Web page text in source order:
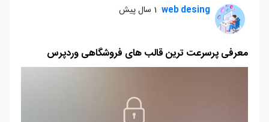
web desing 1 سال پیش
معرفی پرسرعت ترین قالب های فروشگاهی وردپرس